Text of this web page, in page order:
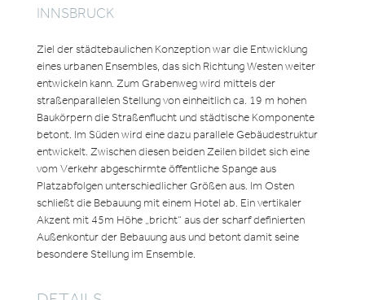
INNSBRUCK
Ziel der städtebaulichen Konzeption war die Entwicklung
eines urbanen Ensembles, das sich Richtung Westen weiter
entwickeln kann. Zum Grabenweg wird mittels der
straßenparallelen Stellung von einheitlich ca. 19 m hohen
Baukörpern die Straßenflucht und städtische Komponente
betont. Im Süden wird eine dazu parallele Gebäudestruktur
entwickelt. Zwischen diesen beiden Zeilen bildet sich eine
vom Verkehr abgeschirmte öffentliche Spange aus
Platzabfolgen unterschiedlicher Größen aus. Im Osten
schließt die Bebauung mit einem Hotel ab. Ein vertikaler
Akzent mit 45m Höhe „bricht“ aus der scharf definierten
Außenkontur der Bebauung aus und betont damit seine
besondere Stellung im Ensemble.